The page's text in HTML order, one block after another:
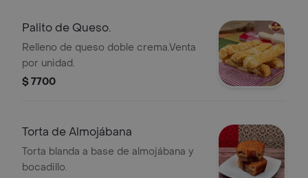
Palito de Queso.
Relleno de queso doble crema.Venta
por unidad.
$ 7700
Torta de Almojábana
Torta blanda a base de almojábana y
bocadillo.